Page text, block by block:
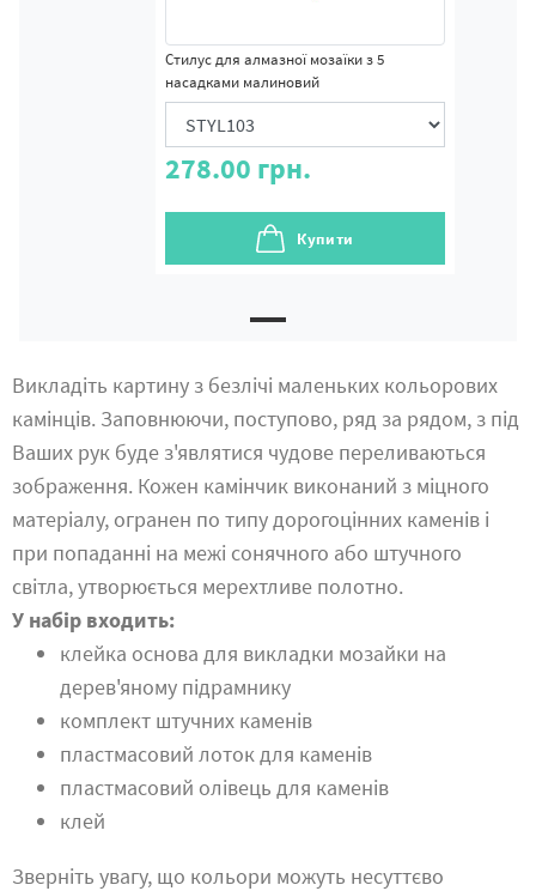
Стилус для алмазної мозаїки з 5
насадками малиновий
278.00 грн.
Купити
Викладіть картину з безлічі маленьких кольорових
камінців. Заповнюючи, поступово, ряд за рядом, з під
Ваших рук буде з'являтися чудове переливаються
зображення. Кожен камінчик виконаний з міцного
матеріалу, огранен по типу дорогоцінних каменів і
при попаданні на межі сонячного або штучного
світла, утворюється мерехтливе полотно.
У набір входить:
клейка основа для викладки мозайки на
дерев'яному підрамнику
комплект штучних каменів
пластмасовий лоток для каменів
пластмасовий олівець для каменів
клей
Зверніть увагу, що кольори можуть несуттєво